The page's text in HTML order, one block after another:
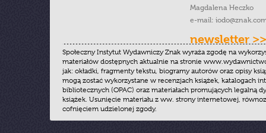
Magdalena Heczko
e-mail:
newsletter >>
Społeczny Instytut Wydawniczy Znak wyraża zgodę na
materiałów dostępnych aktualnie na stronie
jak: okładki, fragmenty tekstu, biogramy autorów oraz opisy
mogą zostać wykorzystane w recenzjach książek, katalogach
bibliotecznych (OPAC) oraz materiałach promujących legalną
książek. Usunięcie materiału z ww. strony internetowej,
cofnięciem udzielonej zgody.